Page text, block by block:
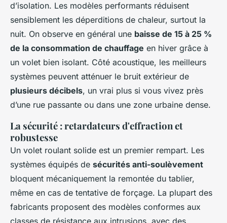
d’isolation. Les modèles performants réduisent
sensiblement les déperditions de chaleur, surtout la
nuit. On observe en général une baisse de 15 à 25 %
de la consommation de chauffage en hiver grâce à
un volet bien isolant. Côté acoustique, les meilleurs
systèmes peuvent atténuer le bruit extérieur de
plusieurs décibels, un vrai plus si vous vivez près
d’une rue passante ou dans une zone urbaine dense.
La sécurité : retardateurs d'effraction et
robustesse
Un volet roulant solide est un premier rempart. Les
systèmes équipés de sécurités anti-soulèvement
bloquent mécaniquement la remontée du tablier,
même en cas de tentative de forçage. La plupart des
fabricants proposent des modèles conformes aux